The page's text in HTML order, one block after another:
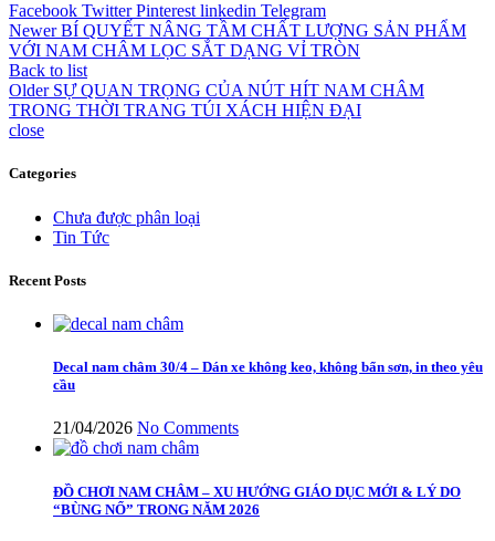
Facebook Twitter Pinterest linkedin Telegram
Newer BÍ QUYẾT NÂNG TẦM CHẤT LƯỢNG SẢN PHẨM
VỚI NAM CHÂM LỌC SẮT DẠNG VỈ TRÒN
Back to list
Older SỰ QUAN TRỌNG CỦA NÚT HÍT NAM CHÂM
TRONG THỜI TRANG TÚI XÁCH HIỆN ĐẠI
close
Categories
Chưa được phân loại
Tin Tức
Recent Posts
Decal nam châm 30/4 – Dán xe không keo, không bẩn sơn, in theo yêu
cầu
21/04/2026 No Comments
ĐỒ CHƠI NAM CHÂM – XU HƯỚNG GIÁO DỤC MỚI & LÝ DO
“BÙNG NỔ” TRONG NĂM 2026